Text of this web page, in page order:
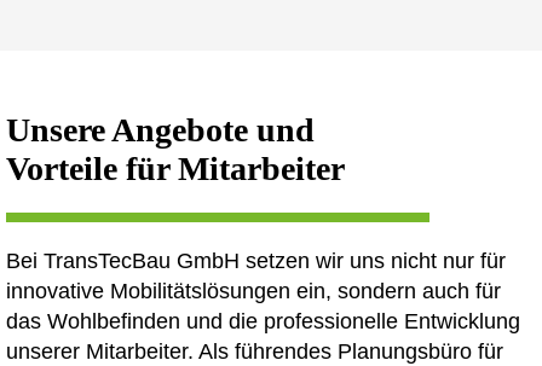
Unsere Angebote und
Vorteile für Mitarbeiter
Bei TransTecBau GmbH setzen wir uns nicht nur für
innovative Mobilitätslösungen ein, sondern auch für
das Wohlbefinden und die professionelle Entwicklung
unserer Mitarbeiter. Als führendes Planungsbüro für